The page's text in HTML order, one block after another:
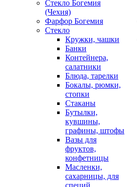
Стекло Богемия
(Чехия)
Фарфор Богемия
Стекло
Кружки, чашки
Банки
Контейнера,
салатники
Блюда, тарелки
Бокалы, рюмки,
стопки
Стаканы
Бутылки,
кувшины,
графины, штофы
Вазы для
фруктов,
конфетницы
Масленки,
сахарницы, для
специй